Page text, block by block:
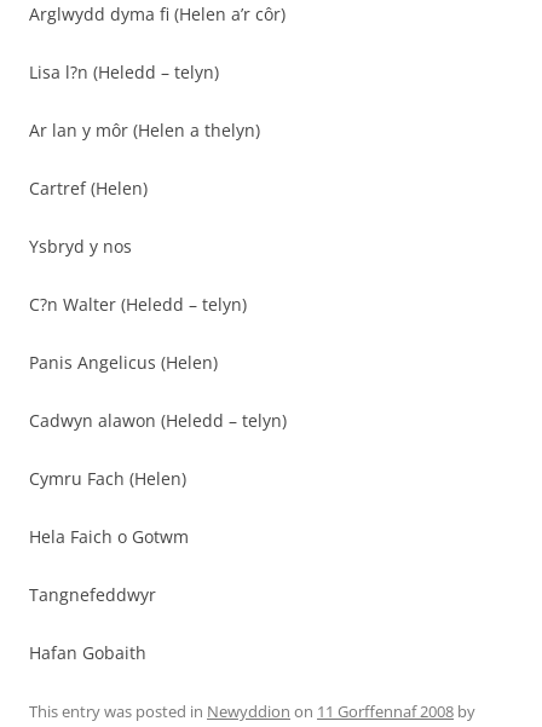
Arglwydd dyma fi (Helen a’r côr)
Lisa l?n (Heledd – telyn)
Ar lan y môr (Helen a thelyn)
Cartref (Helen)
Ysbryd y nos
C?n Walter (Heledd – telyn)
Panis Angelicus (Helen)
Cadwyn alawon (Heledd – telyn)
Cymru Fach (Helen)
Hela Faich o Gotwm
Tangnefeddwyr
Hafan Gobaith
This entry was posted in Newyddion on 11 Gorffennaf 2008 by